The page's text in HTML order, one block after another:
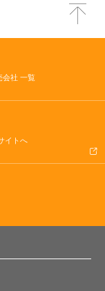
会社 一覧
イトへ